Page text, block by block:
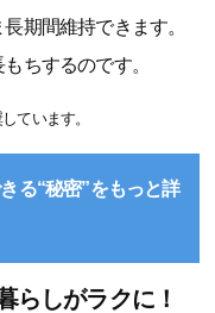
期間維持できます。
ちするのです。
ています。
る“秘密”をもっと詳
らしがラクに！